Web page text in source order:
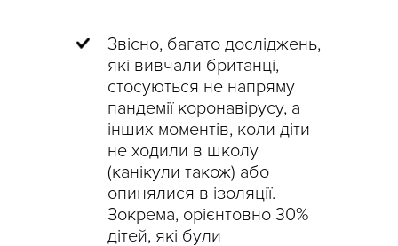
Звісно, багато досліджень,
які вивчали британці,
стосуються не напряму
пандемії коронавірусу, а
інших моментів, коли діти
не ходили в школу
(канікули також) або
опинялися в ізоляції.
Зокрема, орієнтовно 30%
дітей, які були